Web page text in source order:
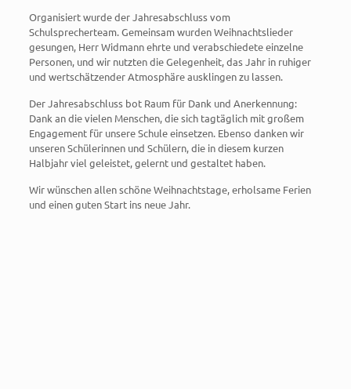
Organisiert wurde der Jahresabschluss vom
Schulsprecherteam. Gemeinsam wurden Weihnachtslieder
gesungen, Herr Widmann ehrte und verabschiedete einzelne
Personen, und wir nutzten die Gelegenheit, das Jahr in ruhiger
und wertschätzender Atmosphäre ausklingen zu lassen.
Der Jahresabschluss bot Raum für Dank und Anerkennung:
Dank an die vielen Menschen, die sich tagtäglich mit großem
Engagement für unsere Schule einsetzen. Ebenso danken wir
unseren Schülerinnen und Schülern, die in diesem kurzen
Halbjahr viel geleistet, gelernt und gestaltet haben.
Wir wünschen allen schöne Weihnachtstage, erholsame Ferien
und einen guten Start ins neue Jahr.